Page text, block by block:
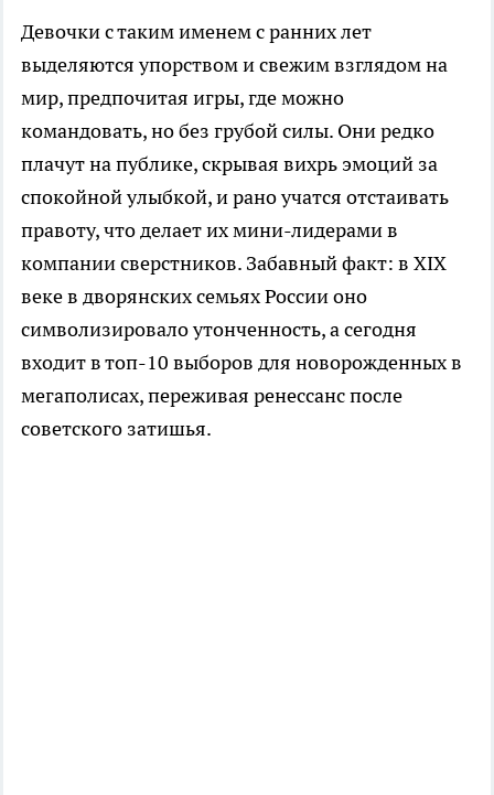
Девочки с таким именем с ранних лет
выделяются упорством и свежим взглядом на
мир, предпочитая игры, где можно
командовать, но без грубой силы. Они редко
плачут на публике, скрывая вихрь эмоций за
спокойной улыбкой, и рано учатся отстаивать
правоту, что делает их мини-лидерами в
компании сверстников. Забавный факт: в XIX
веке в дворянских семьях России оно
символизировало утонченность, а сегодня
входит в топ-10 выборов для новорожденных в
мегаполисах, переживая ренессанс после
советского затишья.​